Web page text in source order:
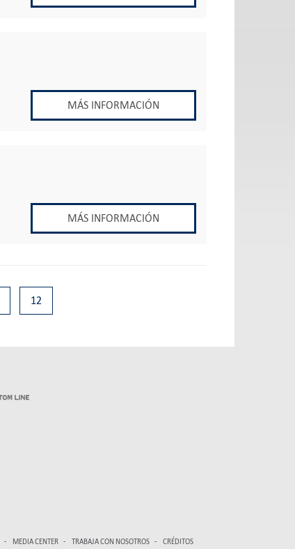
MÁS INFORMACIÓN
MÁS INFORMACIÓN
12
MEDIA CENTER TRABAJA CON NOSOTROS CRÉDITOS